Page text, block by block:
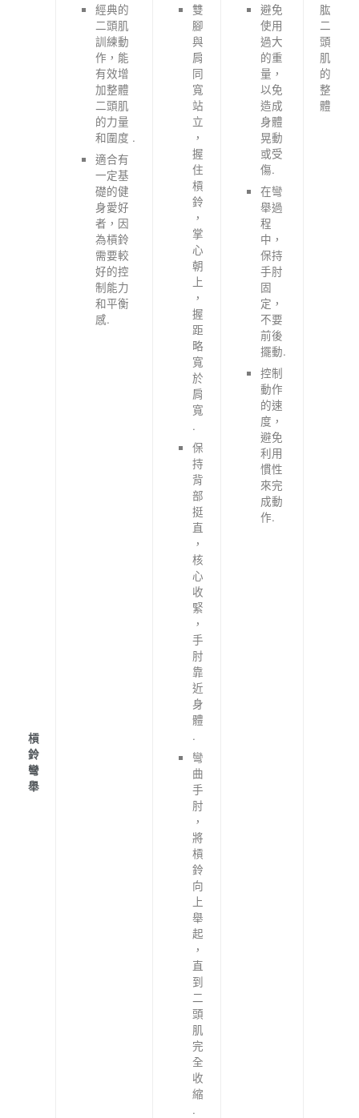
槓
鈴
彎
舉
經典的
二頭肌
訓練動
作，能
有效增
加整體
二頭肌
的力量
和圍度 .
適合有
一定基
礎的健
身愛好
者，因
為槓鈴
需要較
好的控
制能力
和平衡
感.
雙
腳
與
肩
同
寬
站
立
，
握
住
槓
鈴
，
掌
心
朝
上
，
握
距
略
寬
於
肩
寬
.
保
持
背
部
挺
直
，
核
心
收
緊
，
手
肘
靠
近
身
體
.
彎
曲
手
肘
，
將
槓
鈴
向
上
舉
起
，
直
到
二
頭
肌
完
全
收
縮
.
避免
使用
過大
的重
量，
以免
造成
身體
晃動
或受
傷.
在彎
舉過
程
中，
保持
手肘
固
定，
不要
前後
擺動.
控制
動作
的速
度，
避免
利用
慣性
來完
成動
作.
肱
二
頭
肌
的
整
體